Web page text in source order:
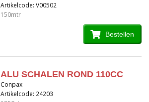
Artikelcode: V00502
150mtr
Bestellen
ALU SCHALEN ROND 110CC
Conpax
Artikelcode: 24203